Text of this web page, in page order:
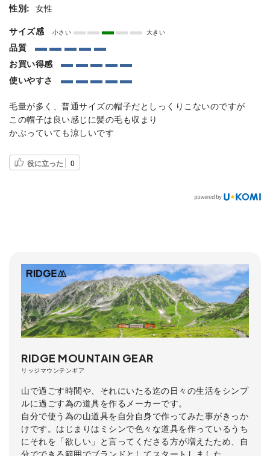
性別:
女性
サイズ感 小さい 大きい
品質
お買い得感
使いやすさ
毛量が多く、普通サイズの帽子だとしっくりこないのですが
この帽子は良い感じに髪の毛も収まり
かぶっていても涼しいです
役に立った 0
RIDGE MOUNTAIN GEAR
リッジマウンテンギア
山で過ごす時間や、それにいたる迄の日々の生活をシンプ
ルに過ごす為の道具を作るメーカーです。
自分で使う為の山道具を自分自身で作ってみた事がきっか
けです。はじまりはミシンで色々な道具を作っているうち
にそれを「欲しい」と言ってくださる方が増えたため、自
分でできる範囲でブランドとしてスタートしました。